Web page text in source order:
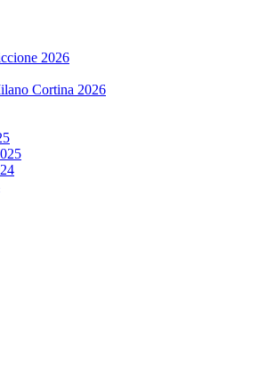
2026
Cortina 2026